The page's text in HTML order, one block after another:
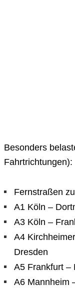
Besonders
Fahrtrichtungen):
Fernstraßen
A1 Köln –
A3 Köln –
A4
Dresden
A5 Frankfurt –
A6 Mannheim